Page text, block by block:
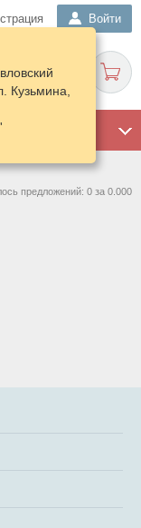
Войти
Кузьмина,
предложений: 0 за 0.000